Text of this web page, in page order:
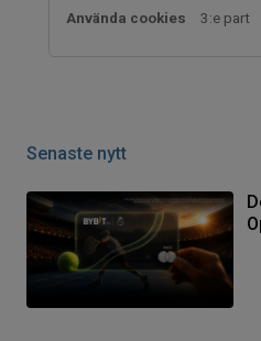
3:e part
Senaste nytt